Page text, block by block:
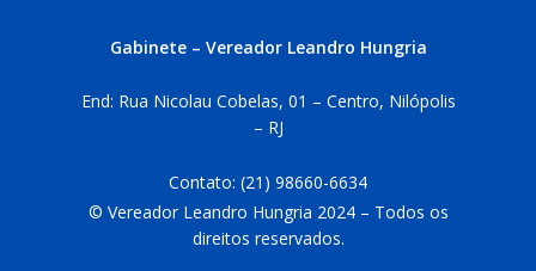
Gabinete – Vereador Leandro Hungria
End: Rua Nicolau Cobelas, 01 – Centro, Nilópolis
– RJ
Contato: (21) 98660-6634
© Vereador Leandro Hungria 2024 – Todos os
direitos reservados.